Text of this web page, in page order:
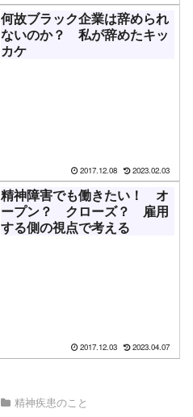
何故ブラック企業は辞められ
ないのか？ 私が辞めたキッ
カケ
2017.12.08 2023.02.03
精神障害でも働きたい！ オ
ープン？ クローズ？ 雇用
する側の視点で考える
2017.12.03 2023.04.07
精神疾患のこと